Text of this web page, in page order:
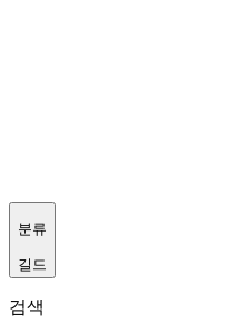
분류
길드
검색